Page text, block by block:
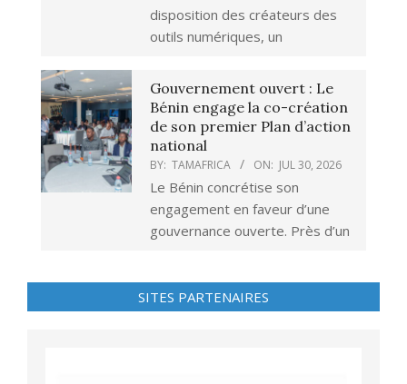
disposition des créateurs des
outils numériques, un
Gouvernement ouvert : Le
Bénin engage la co-création
de son premier Plan d’action
national
BY: TAMAFRICA ON: JUL 30, 2026
Le Bénin concrétise son
engagement en faveur d’une
gouvernance ouverte. Près d’un
SITES PARTENAIRES